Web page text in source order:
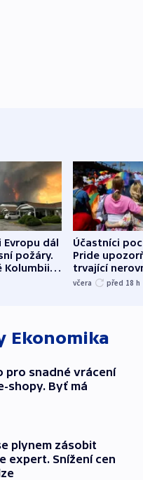
Evropu dál
požáry.
Kolumbii
tisíce lidí
Účastníci
Pride
trvající
včera před 18 h
Ekonomika
pro snadné vrácení
shopy. Byť má
plynem zásobit
expert. Snížení cen